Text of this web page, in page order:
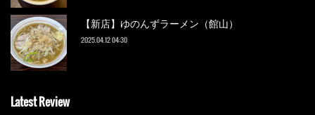
【新店】ゆのんずラーメン（館山）
2025.04.12 04:30
Latest Review